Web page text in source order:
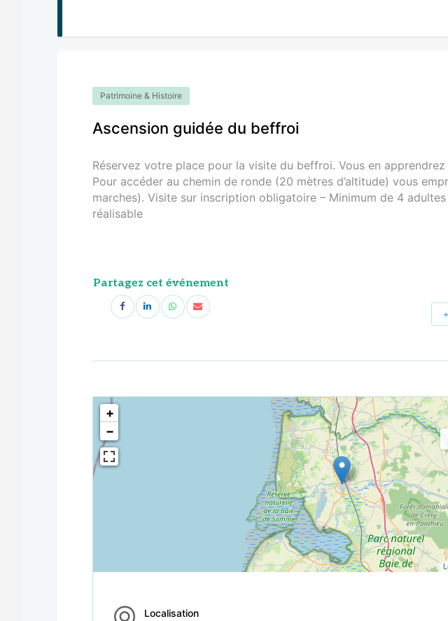
Patrimoine & Histoire
Ascension guidée du beffroi
Réservez votre place pour la visite du beffroi. Vous en
Pour accéder au chemin de ronde (20 mètres d’altitude) vous
marches). Visite sur inscription obligatoire – Minimum de 4
réalisable
Partagez cet événement
<!---->
+
−
Localisation